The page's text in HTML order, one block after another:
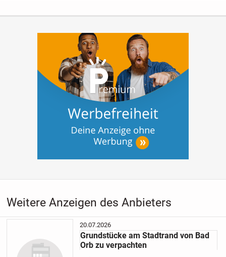
Weitere Anzeigen des Anbieters
20.07.2026
Grundstücke am Stadtrand von Bad
Orb zu verpachten